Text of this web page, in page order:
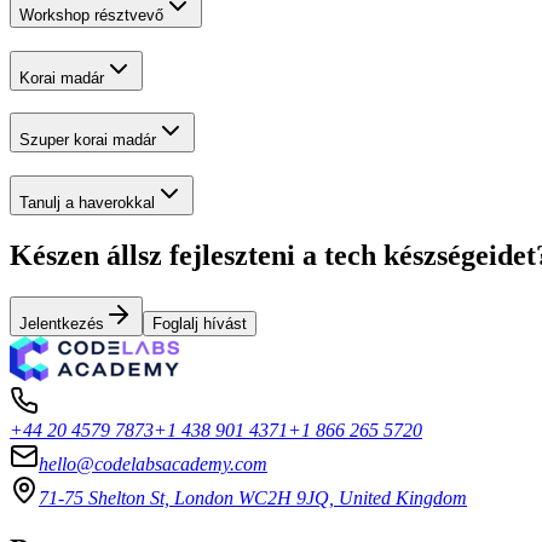
Workshop résztvevő
Korai madár
Szuper korai madár
Tanulj a haverokkal
Készen állsz fejleszteni a tech
Jelentkezés Foglalj hívást
+44 20 4579 7873+1 438 901 4371+1 866 265 5720
hello@codelabsacademy.com
71-75 Shelton St, London WC2H 9JQ, United Kingdom